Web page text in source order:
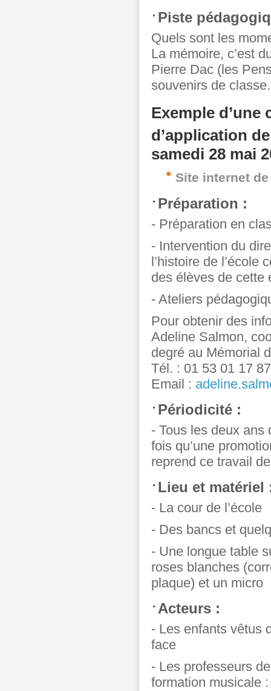
Piste
Quels sont les
La mémoire, c’est
Pierre Dac (les
souvenirs de classe.
Exemple d’une
d’application
samedi 28 mai
Site internet de
Préparation :
- Préparation en
- Intervention du
l’histoire de l’école
des élèves de cette
- Ateliers
Pour obtenir des
Adeline Salmon,
degré au Mémorial
Tél. : 01 53 01 17 87
Email :
Périodicité :
- Tous les deux ans
fois qu’une
reprend ce travail
Lieu et matériel
- La cour de l’école
- Des bancs et
- Une longue table
roses blanches
plaque) et un micro
Acteurs :
- Les enfants vêtus
face
- Les professeurs
formation musicale